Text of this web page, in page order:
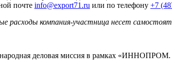
почте info@export71.ru или по телефону +7
расходы компания-участница несет
деловая миссия в рамках